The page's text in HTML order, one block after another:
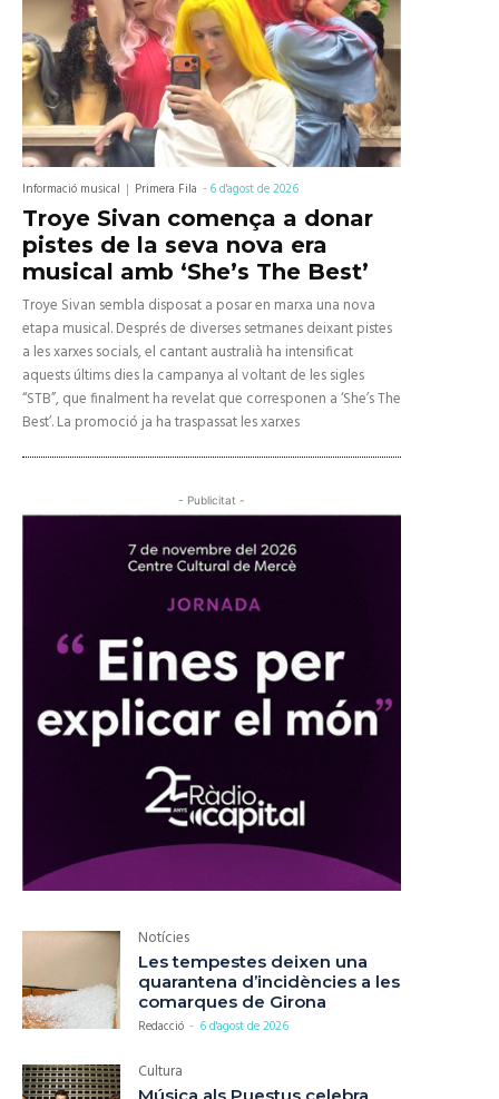
Informació musical Primera Fila -6 d'agost de 2026
Troye Sivan comença a donar
pistes de la seva nova era
musical amb ‘She’s The Best’
Troye Sivan sembla disposat a posar en marxa una nova
etapa musical. Després de diverses setmanes deixant pistes
a les xarxes socials, el cantant australià ha intensificat
aquests últims dies la campanya al voltant de les sigles
“STB”, que finalment ha revelat que corresponen a ‘She’s The
Best’. La promoció ja ha traspassat les xarxes
- Publicitat -
Notícies
Les tempestes deixen una
quarantena d’incidències a les
comarques de Girona
Redacció - 6 d'agost de 2026
Cultura